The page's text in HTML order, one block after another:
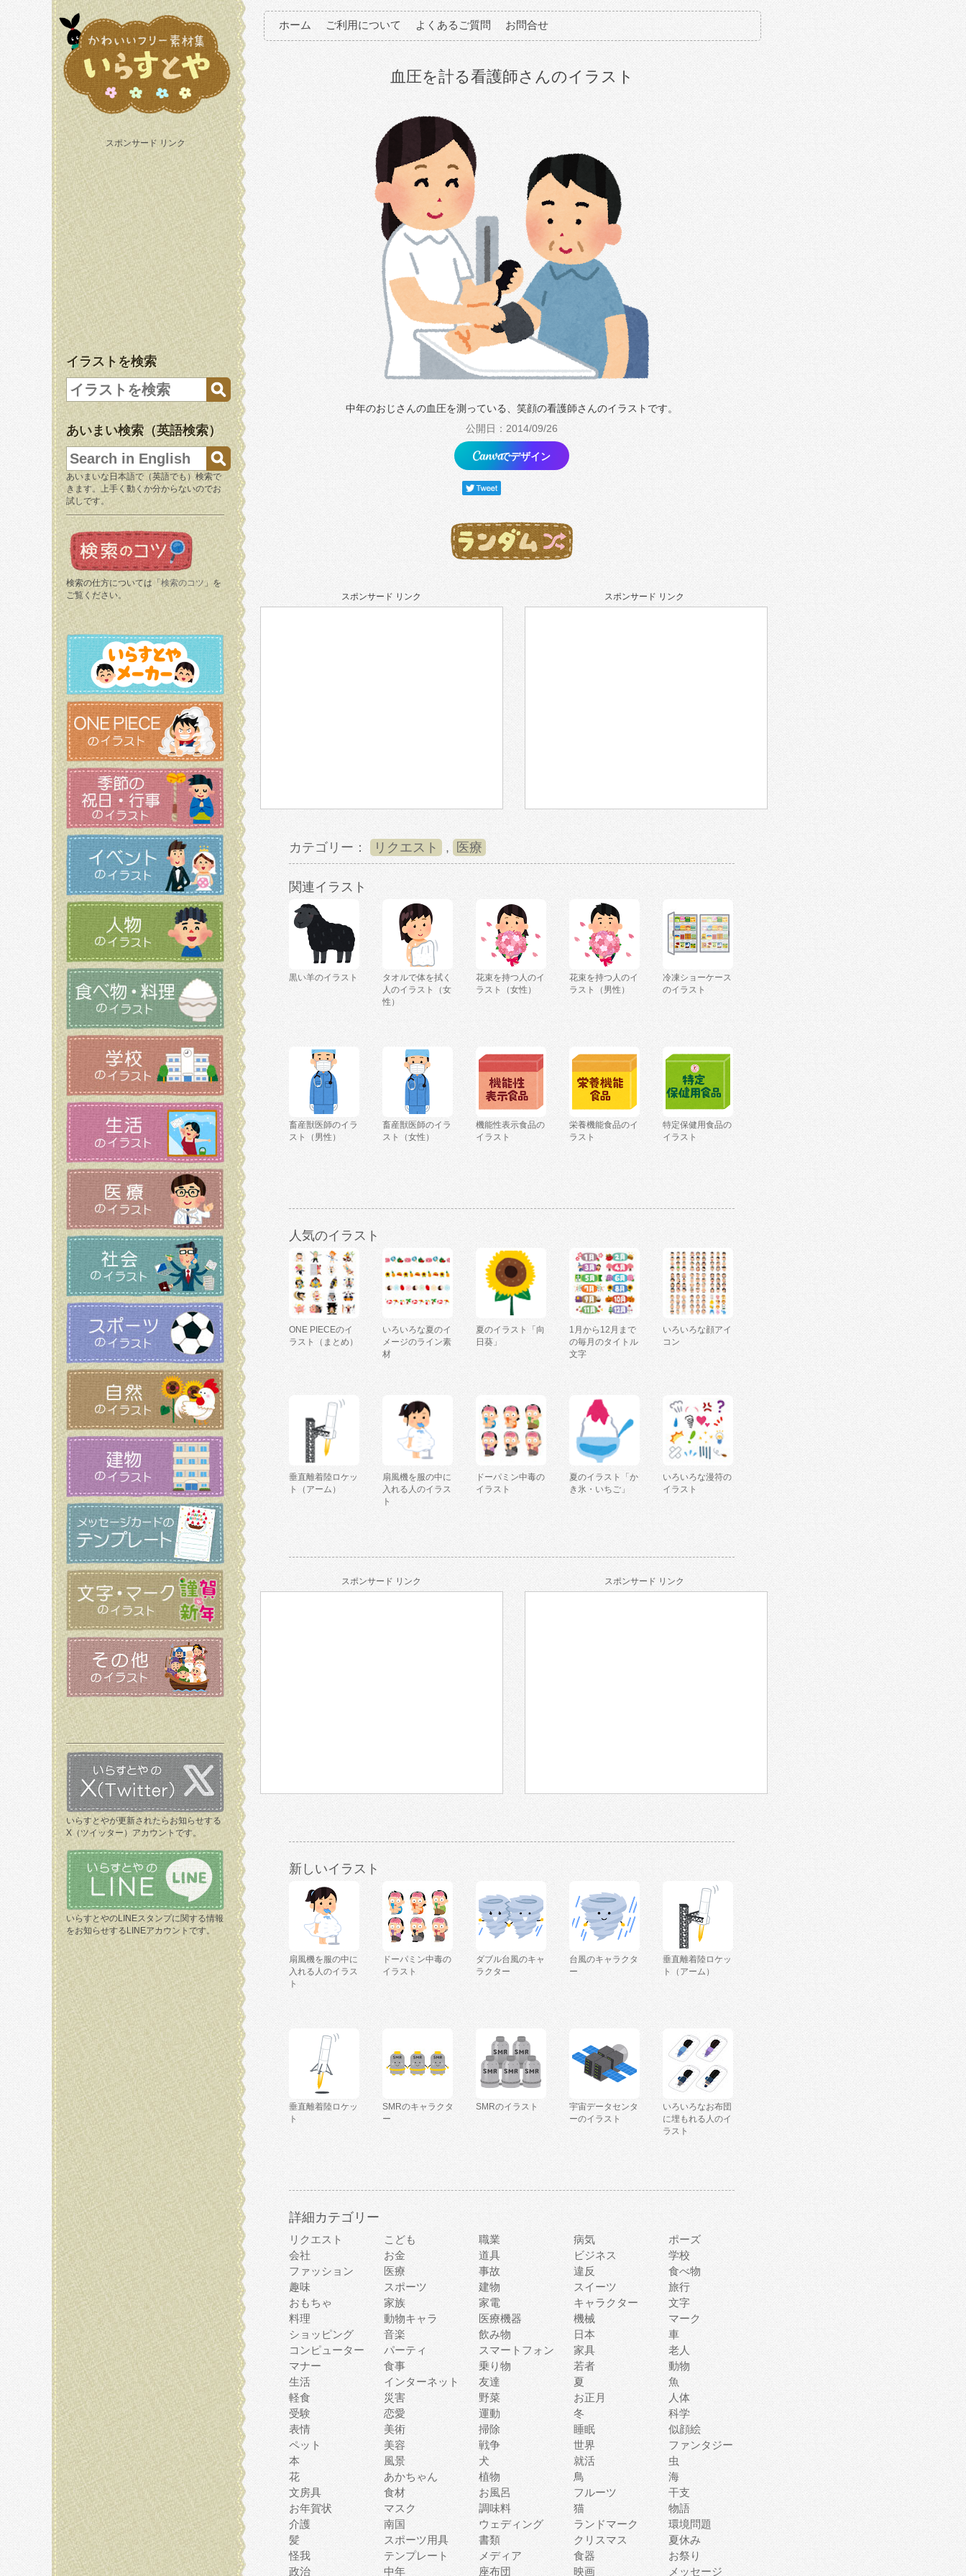
スポンサード リンク
イラストを検索
あいまい検索（英語検索）
あいまいな日本語で（英語でも）検索で
きます。上手く動くか分からないのでお
試しです。
検索の仕方については「 検索のコツ 」を
ご覧ください。
いらすとやが更新されたらお知らせする
X（ツイッター）アカウントです。
いらすとやのLINEスタンプに関する情報
をお知らせするLINEアカウントです。
ホーム ご利用について よくあるご質問 お問合せ
血圧を計る看護師さんのイラスト
中年のおじさんの血圧を測っている、笑顔の看護師さんのイラストです。
公開日：2014/09/26
でデザイン
スポンサード リンク スポンサード リンク
カテゴリー： リクエスト , 医療
関連イラスト
黒い羊のイラスト
タオルで体を拭く
人のイラスト（女
性）
花束を持つ人のイ
ラスト（女性）
花束を持つ人のイ
ラスト（男性）
冷凍ショーケース
のイラスト
畜産獣医師のイラ
スト（男性）
畜産獣医師のイラ
スト（女性）
機能性表示食品の
イラスト
栄養機能食品のイ
ラスト
特定保健用食品の
イラスト
人気のイラスト
ONE PIECEのイ
ラスト（まとめ）
いろいろな夏のイ
メージのライン素
材
夏のイラスト「向
日葵」
1月から12月まで
の毎月のタイトル
文字
いろいろな顔アイ
コン
垂直離着陸ロケッ
ト（アーム）
扇風機を服の中に
入れる人のイラス
ト
ドーパミン中毒の
イラスト
夏のイラスト「か
き氷・いちご」
いろいろな漫符の
イラスト
スポンサード リンク スポンサード リンク
新しいイラスト
扇風機を服の中に
入れる人のイラス
ト
ドーパミン中毒の
イラスト
ダブル台風のキャ
ラクター
台風のキャラクタ
ー
垂直離着陸ロケッ
ト（アーム）
垂直離着陸ロケッ
ト
SMRのキャラクタ
ー
SMRのイラスト
宇宙データセンタ
ーのイラスト
いろいろなお布団
に埋もれる人のイ
ラスト
詳細カテゴリー
リクエスト こども 職業 病気
ポーズ
会社
お金 道具 ビジネス
学校
ファッション
医療 事故 違反
食べ物
趣味
スポーツ 建物 スイーツ
旅行
おもちゃ
家族 家電 キャラクター
文字
料理
動物キャラ 医療機器 機械
マーク
ショッピング
音楽 飲み物 日本
車
コンピューター
パーティ スマートフォン 家具
老人
マナー
食事 乗り物 若者
動物
生活
インターネット 友達 夏
魚
軽食
災害 野菜 お正月
人体
受験
恋愛 運動 冬
科学
表情
美術 掃除 睡眠
似顔絵
ペット
美容 戦争 世界
ファンタジー
本
風景 犬 就活
虫
花
あかちゃん 植物 鳥
海
文房具
食材 お風呂 フルーツ
干支
お年賀状
マスク 調味料 猫
物語
介護
南国 ウェディング ランドマーク
環境問題
髪
スポーツ用具 書類 クリスマス
夏休み
怪我
テンプレート メディア 食器
お祭り
政治
中年 座布団 映画 メッセージ